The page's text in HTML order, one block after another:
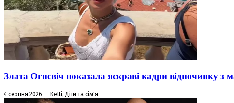
Злата Огнєвіч показала яскраві кадри відпочинку з
4 серпня 2026 — Ketti, Діти та сім'я